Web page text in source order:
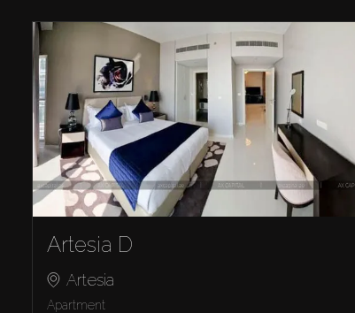
Artesia D
Artesia
Apartment